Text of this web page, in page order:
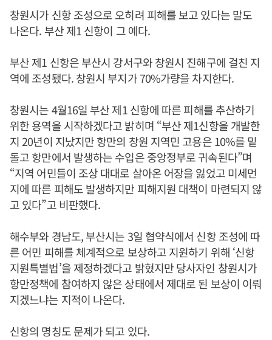
창원시가 신항 조성으로 오히려 피해를 보고 있다는 말도
나온다. 부산 제1 신항이 그 예다.
부산 제1 신항은 부산시 강서구와 창원시 진해구에 걸친 지
역에 조성됐다. 창원시 부지가 70%가량을 차지한다.
창원시는 4월16일 부산 제1 신항에 따른 피해를 추산하기
위한 용역을 시작하겠다고 밝히며 “부산 제1신항을 개발한
지 20년이 지났지만 항만의 창원 지역민 고용은 10%를 밑
돌고 항만에서 발생하는 수입은 중앙정부로 귀속된다”며
“지역 어민들이 조상 대대로 살아온 어장을 잃었고 미세먼
지에 따른 피해도 발생하지만 피해지원 대책이 마련되지 않
고 있다”고 비판했다.
해수부와 경남도, 부산시는 3일 협약식에서 신항 조성에 따
른 어민 피해를 체계적으로 보상하고 지원하기 위해 ‘신항
지원특별법’을 제정하겠다고 밝혔지만 당사자인 창원시가
항만정책에 참여하지 않은 상태에서 제대로 된 보상이 이뤄
지겠느냐는 지적이 나온다.
신항의 명칭도 문제가 되고 있다.